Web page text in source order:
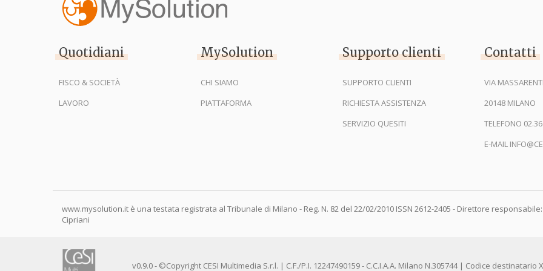
Quotidiani
FISCO & SOCIETÀ
LAVORO
MySolution
CHI SIAMO
PIATTAFORMA
Supporto clienti
SUPPORTO CLIENTI
RICHIESTA ASSISTENZA
SERVIZIO QUESITI
Contatti
VIA
20148 MILANO
TELEFONO
E-MAIL
www.mysolution.it è una testata registrata al Tribunale di Milano - Reg. N. 82 del 22/02/2010 ISSN 2612-2405 - Direttore
Cipriani
v0.9.0 - ©Copyright CESI Multimedia S.r.l. | C.F./P.I. 12247490159 - C.C.I.A.A. Milano N.305744 | Codice destinatario